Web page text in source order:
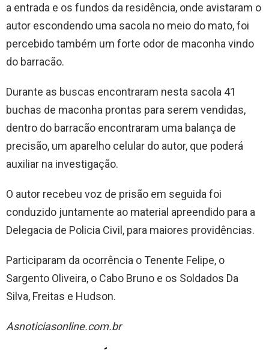
a entrada e os fundos da residência, onde avistaram o
autor escondendo uma sacola no meio do mato, foi
percebido também um forte odor de maconha vindo
do barracão.
Durante as buscas encontraram nesta sacola 41
buchas de maconha prontas para serem vendidas,
dentro do barracão encontraram uma balança de
precisão, um aparelho celular do autor, que poderá
auxiliar na investigação.
O autor recebeu voz de prisão em seguida foi
conduzido juntamente ao material apreendido para a
Delegacia de Policia Civil, para maiores providências.
Participaram da ocorrência o Tenente Felipe, o
Sargento Oliveira, o Cabo Bruno e os Soldados Da
Silva, Freitas e Hudson.
Asnoticiasonline.com.br